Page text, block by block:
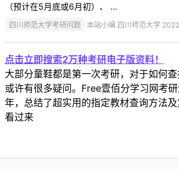
（预计在5月底或6月初）、 ...
四川师范大学考研问题 本站小编 四川师范大学
点击立即搜索2万种考研电子版资料！
大部分童鞋都是第一次考研，对于如何查
或许有很多疑问。Free壹佰分学习网考
年，总结了超实用的指定教材查询方法
看过来